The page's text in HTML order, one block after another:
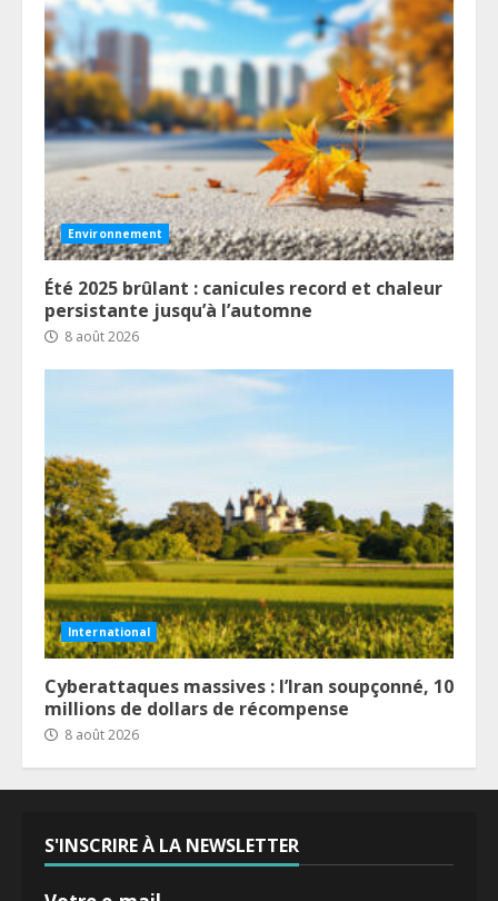
Environnement
Été 2025 brûlant : canicules record et chaleur
persistante jusqu’à l’automne
8 août 2026
International
Cyberattaques massives : l’Iran soupçonné, 10
millions de dollars de récompense
8 août 2026
S'INSCRIRE À LA NEWSLETTER